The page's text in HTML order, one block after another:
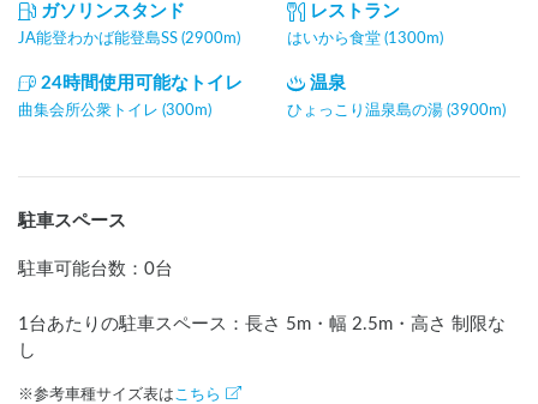
ガソリンスタンド
JA能登わかば能登島SS (2900m)
レストラン
はいから食堂 (1300m)
24時間使用可能なトイレ
曲集会所公衆トイレ (300m)
温泉
ひょっこり温泉島の湯 (3900m)
駐車スペース
駐車可能台数 ： 0台
1台あたりの駐車スペース：長さ 5m ・幅 2.5m ・高さ 制限な
し
※参考車種サイズ表は こちら